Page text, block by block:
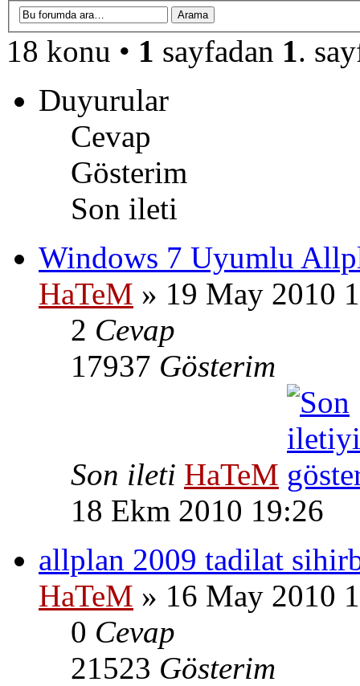
18 konu • 1 sayfadan 1 .
Duyurular
Cevap
Gösterim
Son ileti
Windows 7 Uyumlu
HaTeM » 19 May 2010
2 Cevap
17937 Gösterim
Son ileti HaTeM
18 Ekm 2010 19:26
allplan 2009 tadilat
HaTeM » 16 May 2010
0 Cevap
21523 Gösterim